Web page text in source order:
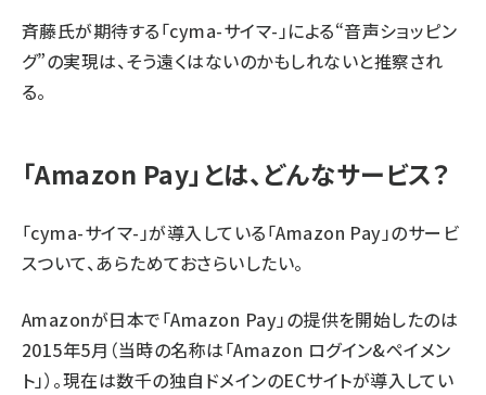
斉藤氏が期待する「cyma-サイマ-」による“音声ショッピン
グ”の実現は、そう遠くはないのかもしれないと推察され
る。
「Amazon Pay」とは、どんなサービス？
「cyma-サイマ-」が導入している「Amazon Pay」のサービ
スついて、あらためておさらいしたい。
Amazonが日本で「Amazon Pay」の提供を開始したのは
2015年5月（当時の名称は「Amazon ログイン&ペイメン
ト」）。現在は数千の独自ドメインのECサイトが導入してい